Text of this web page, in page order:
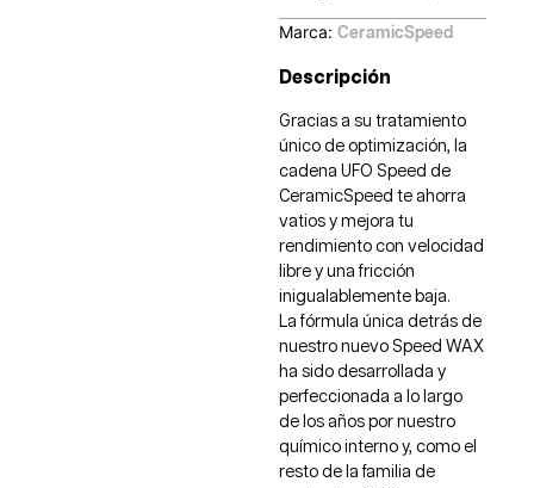
Marca: CeramicSpeed
Descripción
Gracias a su tratamiento
único de optimización, la
cadena UFO Speed de
CeramicSpeed te ahorra
vatios y mejora tu
rendimiento con velocidad
libre y una fricción
inigualablemente baja.
La fórmula única detrás de
nuestro nuevo Speed WAX
ha sido desarrollada y
perfeccionada a lo largo
de los años por nuestro
químico interno y, como el
resto de la familia de